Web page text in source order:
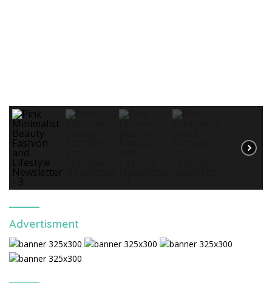
Advertisment